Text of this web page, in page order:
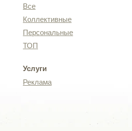
Все
Коллективные
Персональные
ТОП
Услуги
Реклама